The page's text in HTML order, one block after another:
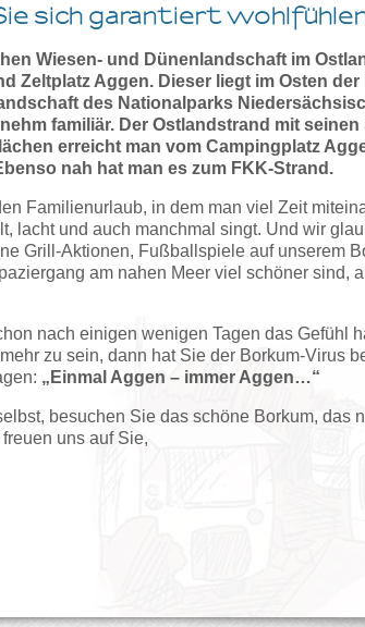
sich garantiert
Wiesen- und Dünenlandschaft im
Zeltplatz Aggen. Dieser liegt im Osten
des Nationalparks
familiär. Der Ostlandstrand mit
erreicht man vom Campingplatz
nah hat man es zum FKK-Strand.
Familienurlaub, in dem man viel Zeit
lacht und auch manchmal singt. Und wir
Grill-Aktionen, Fußballspiele auf unserem
am nahen Meer viel schöner sind,
nach einigen wenigen Tagen das Gefühl
zu sein, dann hat Sie der Borkum-Virus
„Einmal Aggen – immer Aggen…“
besuchen Sie das schöne Borkum, das
uns auf Sie,